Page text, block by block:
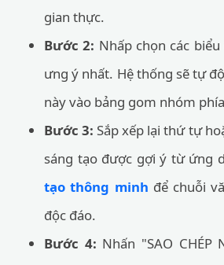
gian thực.
Bước 2: Nhấp chọn các
ưng ý nhất. Hệ thống sẽ tự
này vào bảng gom nhóm
Bước 3: Sắp xếp lại thứ tự
sáng tạo được gợi ý từ ứng
tạo thông minh để chuỗi
độc đáo.
Bước 4: Nhấn "SAO CHÉP